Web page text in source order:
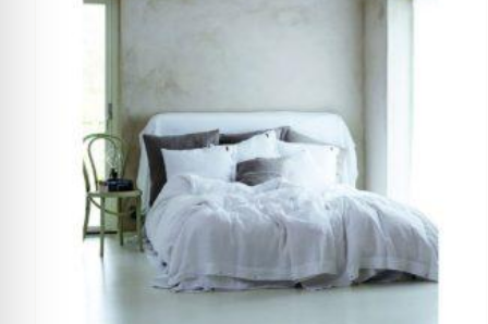
Varianten
auf
der
Produktseite
gewählt
werden